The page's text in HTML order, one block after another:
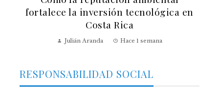
fortalece la inversión tecnológica en
Costa Rica
Julián Aranda Hace 1 semana
RESPONSABILIDAD SOCIAL